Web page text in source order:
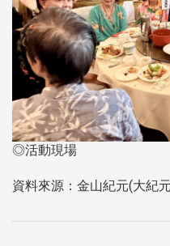
◎活動現場
資料來源：金山紀元(大紀